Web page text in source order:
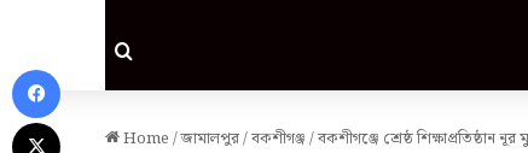
Search for
Home/জামালপুর/বকশীগঞ্জ/বকশীগঞ্জে শ্রেষ্ঠ শিক্ষাপ্রতিষ্ঠান
Facebook